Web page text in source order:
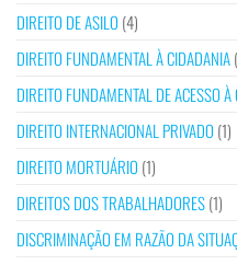
DIREITO DE ASILO (4)
DIREITO FUNDAMENTAL À CIDADANIA
DIREITO FUNDAMENTAL DE ACESSO
DIREITO INTERNACIONAL PRIVADO (1)
DIREITO MORTUÁRIO (1)
DIREITOS DOS TRABALHADORES(1)
DISCRIMINAÇÃO EM RAZÃO DA